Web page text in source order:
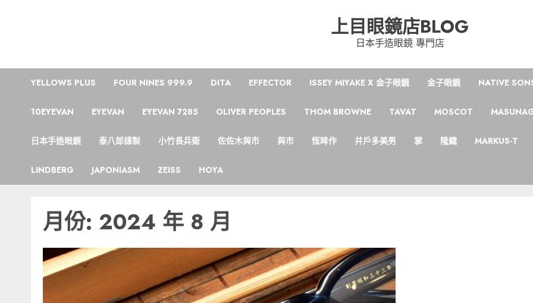
上目眼鏡店BLOG
日本手造眼鏡 專門店
YELLOWS PLUS FOUR NINES 999.9 DITA EFFECTOR ISSEY MIYAKE X 金子眼鏡 金子眼鏡 NATIVE
10EYEVAN EYEVAN EYEVAN 7285 OLIVER PEOPLES THOM BROWNE TAVAT MOSCOT
日本手造眼鏡 泰八郎謹製 小竹長兵衛 佐佐木與市 與市 恆眸作 井戶多美男 掌 隆織 MARKUS-T
LINDBERG JAPONIASM ZEISS HOYA
月份: 2024 年 8 月